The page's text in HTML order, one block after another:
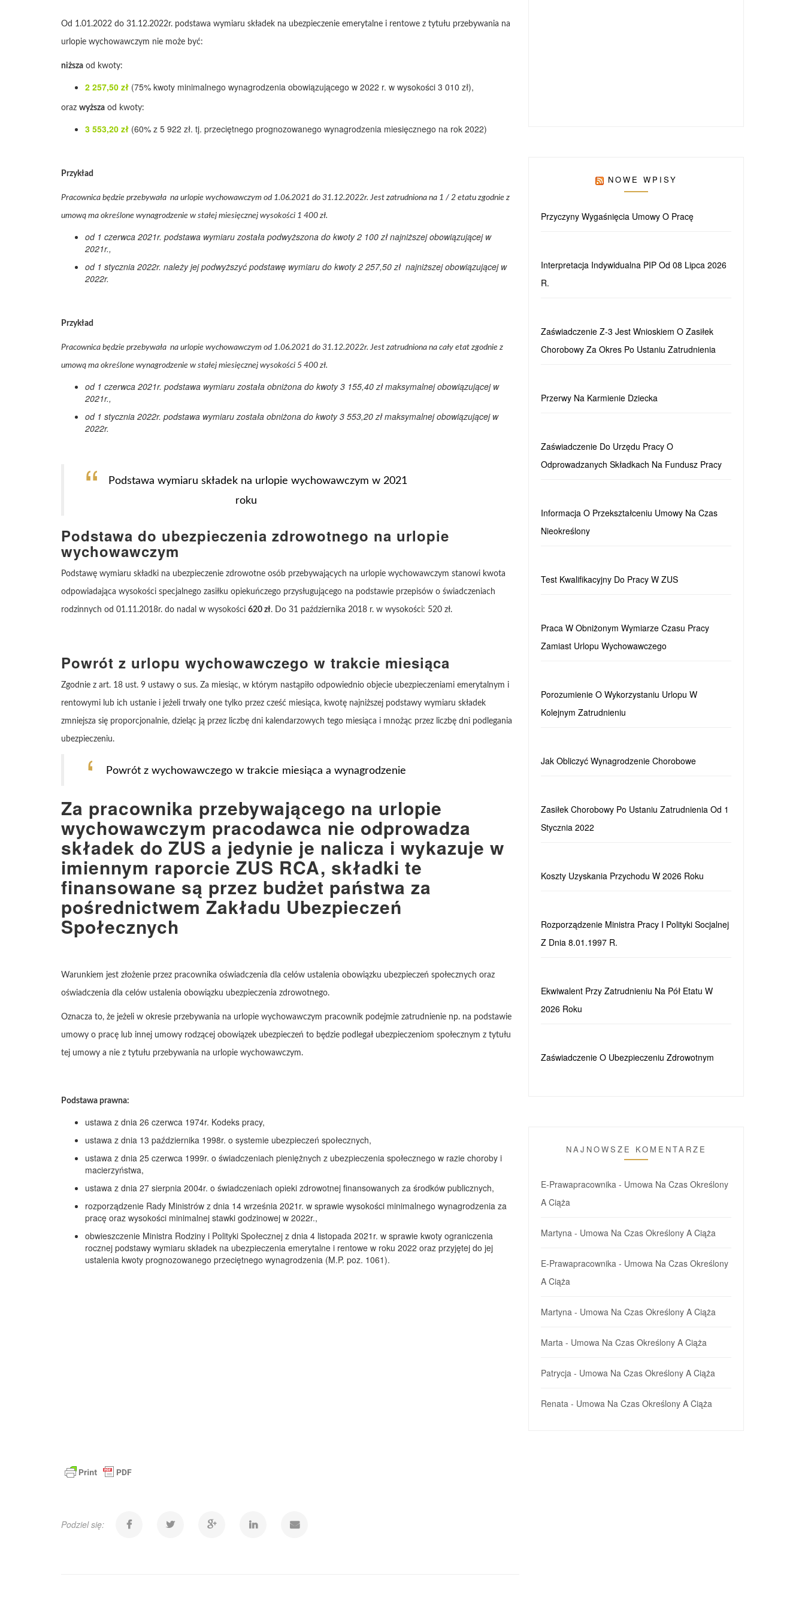
Od 1.01.2022 do 31.12.2022r. podstawa wymiaru składek na ubezpieczenie emerytalne i rentowe z tytułu przebywania na
urlopie wychowawczym nie może być:
niższa od kwoty:
2 257,50 zł (75% kwoty minimalnego wynagrodzenia obowiązującego w 2022 r. w wysokości 3 010 zł),
oraz wyższa od kwoty:
3 553,20 zł (60% z 5 922 zł. tj. przeciętnego prognozowanego wynagrodzenia miesięcznego na rok 2022)
Przykład
Pracownica będzie przebywała na urlopie wychowawczym od 1.06.2021 do 31.12.2022r. Jest zatrudniona na 1 / 2 etatu zgodnie z
umową ma określone wynagrodzenie w stałej miesięcznej wysokości 1 400 zł.
od 1 czerwca 2021r. podstawa wymiaru została podwyższona do kwoty 2 100 zł najniższej obowiązującej w
2021r.,
od 1 stycznia 2022r. należy jej podwyższyć podstawę wymiaru do kwoty 2 257,50 zł najniższej obowiązującej w
2022r.
Przykład
Pracownica będzie przebywała na urlopie wychowawczym od 1.06.2021 do 31.12.2022r. Jest zatrudniona na cały etat zgodnie z
umową ma określone wynagrodzenie w stałej miesięcznej wysokości 5 400 zł.
od 1 czerwca 2021r. podstawa wymiaru została obniżona do kwoty 3 155,40 zł maksymalnej obowiązującej w
2021r.,
od 1 stycznia 2022r. podstawa wymiaru została obniżona do kwoty 3 553,20 zł maksymalnej obowiązującej w
2022r.
Podstawa wymiaru składek na urlopie wychowawczym w 2021
roku
Podstawa do ubezpieczenia zdrowotnego na urlopie
wychowawczym
Podstawę wymiaru składki na ubezpieczenie zdrowotne osób przebywających na urlopie wychowawczym stanowi kwota
odpowiadająca wysokości specjalnego zasiłku opiekuńczego przysługującego na podstawie przepisów o świadczeniach
rodzinnych od 01.11.2018r. do nadal w wysokości 620 zł. Do 31 października 2018 r. w wysokości: 520 zł.
Powrót z urlopu wychowawczego w trakcie miesiąca
Zgodnie z art. 18 ust. 9 ustawy o sus. Za miesiąc, w którym nastąpiło odpowiednio objecie ubezpieczeniami emerytalnym i
rentowymi lub ich ustanie i jeżeli trwały one tylko przez cześć miesiąca, kwotę najniższej podstawy wymiaru składek
zmniejsza się proporcjonalnie, dzieląc ją przez liczbę dni kalendarzowych tego miesiąca i mnożąc przez liczbę dni podlegania
ubezpieczeniu.
Powrót z wychowawczego w trakcie miesiąca a wynagrodzenie
Za pracownika przebywającego na urlopie
wychowawczym pracodawca nie odprowadza
składek do ZUS a jedynie je nalicza i wykazuje w
imiennym raporcie ZUS RCA, składki te
finansowane są przez budżet państwa za
pośrednictwem Zakładu Ubezpieczeń
Społecznych
Warunkiem jest złożenie przez pracownika oświadczenia dla celów ustalenia obowiązku ubezpieczeń społecznych oraz
oświadczenia dla celów ustalenia obowiązku ubezpieczenia zdrowotnego.
Oznacza to, że jeżeli w okresie przebywania na urlopie wychowawczym pracownik podejmie zatrudnienie np. na podstawie
umowy o pracę lub innej umowy rodzącej obowiązek ubezpieczeń to będzie podlegał ubezpieczeniom społecznym z tytułu
tej umowy a nie z tytułu przebywania na urlopie wychowawczym.
Podstawa prawna:
ustawa z dnia 26 czerwca 1974r. Kodeks pracy,
ustawa z dnia 13 października 1998r. o systemie ubezpieczeń społecznych,
ustawa z dnia 25 czerwca 1999r. o świadczeniach pieniężnych z ubezpieczenia społecznego w razie choroby i
macierzyństwa,
ustawa z dnia 27 sierpnia 2004r. o świadczeniach opieki zdrowotnej finansowanych za środków publicznych,
rozporządzenie Rady Ministrów z dnia 14 września 2021r. w sprawie wysokości minimalnego wynagrodzenia za
pracę oraz wysokości minimalnej stawki godzinowej w 2022r.,
obwieszczenie Ministra Rodziny i Polityki Społecznej z dnia 4 listopada 2021r. w sprawie kwoty ograniczenia
rocznej podstawy wymiaru składek na ubezpieczenia emerytalne i rentowe w roku 2022 oraz przyjętej do jej
ustalenia kwoty prognozowanego przeciętnego wynagrodzenia (M.P. poz. 1061).
Podziel się:
NOWE WPISY
Przyczyny Wygaśnięcia Umowy O Pracę
Interpretacja Indywidualna PIP Od 08 Lipca 2026
R.
Zaświadczenie Z-3 Jest Wnioskiem O Zasiłek
Chorobowy Za Okres Po Ustaniu Zatrudnienia
Przerwy Na Karmienie Dziecka
Zaświadczenie Do Urzędu Pracy O
Odprowadzanych Składkach Na Fundusz Pracy
Informacja O Przekształceniu Umowy Na Czas
Nieokreślony
Test Kwalifikacyjny Do Pracy W ZUS
Praca W Obniżonym Wymiarze Czasu Pracy
Zamiast Urlopu Wychowawczego
Porozumienie O Wykorzystaniu Urlopu W
Kolejnym Zatrudnieniu
Jak Obliczyć Wynagrodzenie Chorobowe
Zasiłek Chorobowy Po Ustaniu Zatrudnienia Od 1
Stycznia 2022
Koszty Uzyskania Przychodu W 2026 Roku
Rozporządzenie Ministra Pracy I Polityki Socjalnej
Z Dnia 8.01.1997 R.
Ekwiwalent Przy Zatrudnieniu Na Pół Etatu W
2026 Roku
Zaświadczenie O Ubezpieczeniu Zdrowotnym
NAJNOWSZE KOMENTARZE
E-Prawapracownika - Umowa Na Czas Określony
A Ciąża
Martyna - Umowa Na Czas Określony A Ciąża
E-Prawapracownika - Umowa Na Czas Określony
A Ciąża
Martyna - Umowa Na Czas Określony A Ciąża
Marta - Umowa Na Czas Określony A Ciąża
Patrycja - Umowa Na Czas Określony A Ciąża
Renata - Umowa Na Czas Określony A Ciąża